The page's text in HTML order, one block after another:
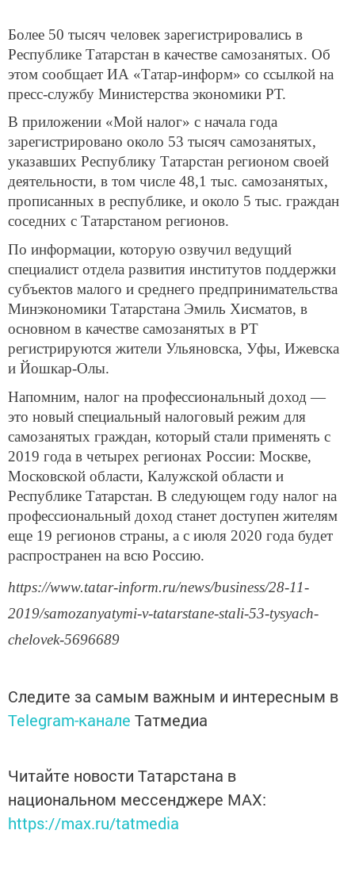
Более 50 тысяч человек зарегистрировались в
Республике Татарстан в качестве самозанятых. Об
этом сообщает ИА «Татар-информ» со ссылкой на
пресс-службу Министерства экономики РТ.
В приложении «Мой налог» с начала года
зарегистрировано около 53 тысяч самозанятых,
указавших Республику Татарстан регионом своей
деятельности, в том числе 48,1 тыс. самозанятых,
прописанных в республике, и около 5 тыс. граждан
соседних с Татарстаном регионов.
По информации, которую озвучил ведущий
специалист отдела развития институтов поддержки
субъектов малого и среднего предпринимательства
Минэкономики Татарстана Эмиль Хисматов, в
основном в качестве самозанятых в РТ
регистрируются жители Ульяновска, Уфы, Ижевска
и Йошкар-Олы.
Напомним, налог на профессиональный доход —
это новый специальный налоговый режим для
самозанятых граждан, который стали применять с
2019 года в четырех регионах России: Москве,
Московской области, Калужской области и
Республике Татарстан. В следующем году налог на
профессиональный доход станет доступен жителям
еще 19 регионов страны, а с июля 2020 года будет
распространен на всю Россию.
https://www.tatar-inform.ru/news/business/28-11-
2019/samozanyatymi-v-tatarstane-stali-53-tysyach-
chelovek-5696689
Следите за самым важным и интересным в
Telegram-канале Татмедиа
Читайте новости Татарстана в
национальном мессенджере MАХ:
https://max.ru/tatmedia